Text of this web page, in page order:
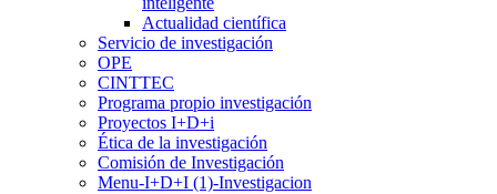
Actualidad científica
Servicio de investigación
OPE
CINTTEC
Programa propio investigación
Proyectos I+D+i
Ética de la investigación
Comisión de Investigación
Menu-I+D+I (1)-Investigacion